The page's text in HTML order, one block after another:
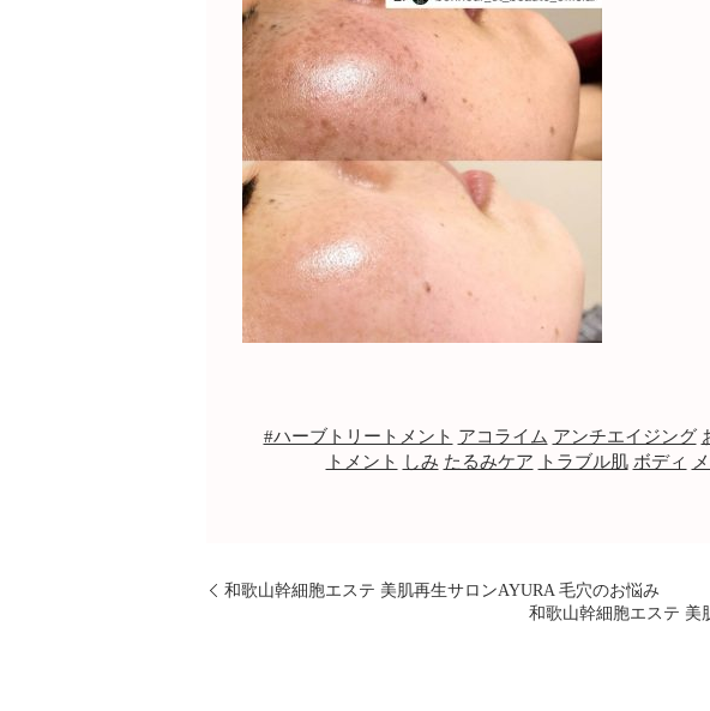
#ハーブトリートメント アコライム アンチエイジング
トメント
しみ たるみケア トラブル肌 ボディ
和歌山幹細胞エステ 美肌再生サロンAYURA 毛穴のお悩み
和歌山幹細胞エステ 美